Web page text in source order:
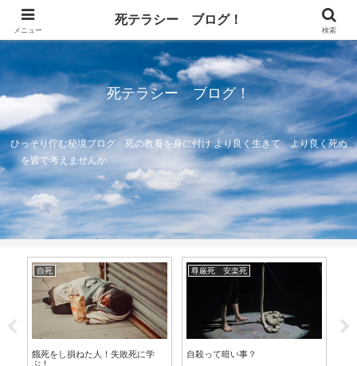
死テラシー ブログ！
ひっそり佇む秘境ブログ 死の教養を身に付け より良く生きて より良く死ぬ
を皆で考えませんか
自死
餓死をし損ねた人！失敗死に学
ぶ！
尊厳死 安楽死
自殺って暗い事？
メニュー
死テラシー ブログ！
検索